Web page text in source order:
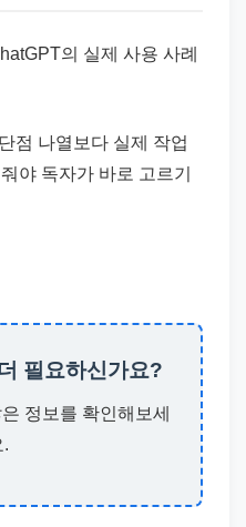
의 실제 사용 사례
점 나열보다 실제 작업
야 독자가 바로 고르기
필요하신가요?
정보를 확인해보세
.